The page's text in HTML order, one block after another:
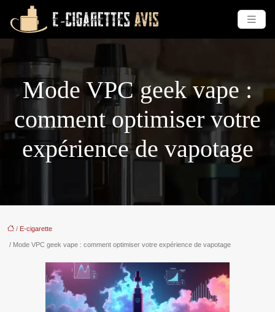
Mode VPC geek vape :
comment optimiser votre
expérience de vapotage
/ E-cigarette
/ Mode VPC geek vape : comment optimiser votre expérience de vapotage